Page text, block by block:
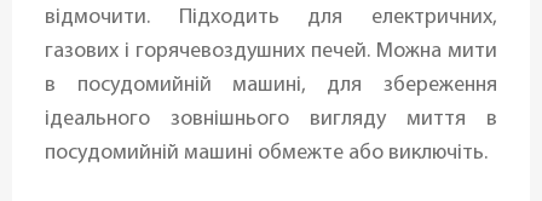
відмочити. Підходить для електричних,
газових і горячевоздушних печей. Можна мити
в посудомийній машині, для збереження
ідеального зовнішнього вигляду миття в
посудомийній машині обмежте або виключіть.